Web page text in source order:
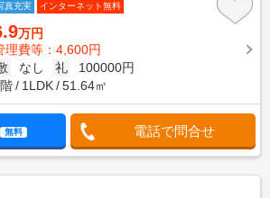
真充実 インターネット無料
万円
理費等：4,600円
なし 礼
100000円
1LDK 51.64㎡
無料 電話で問合せ